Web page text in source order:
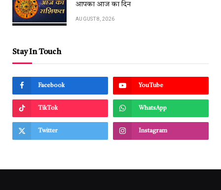
आपका आज का दिन
AUGUST 8, 2026
Stay In Touch
Facebook YouTube
TikTok WhatsApp
Twitter Instagram